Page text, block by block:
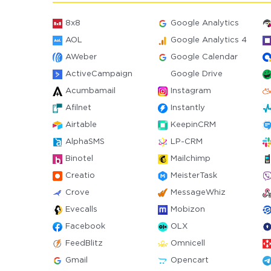
8x8 Google Analytics
AOL Google Analytics 4
AWeber Google Calendar
ActiveCampaign Google Drive
Acumbamail Instagram
Afilnet Instantly
Airtable KeepinCRM
AlphaSMS LP-CRM
Binotel Mailchimp
Creatio MeisterTask
Crove MessageWhiz
Evecalls Mobizon
Facebook OLX
FeedBlitz Omnicell
Gmail Opencart